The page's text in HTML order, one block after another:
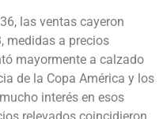
las ventas cayeron
medidas a precios
mayormente a calzado
de la Copa América y los
interés en esos